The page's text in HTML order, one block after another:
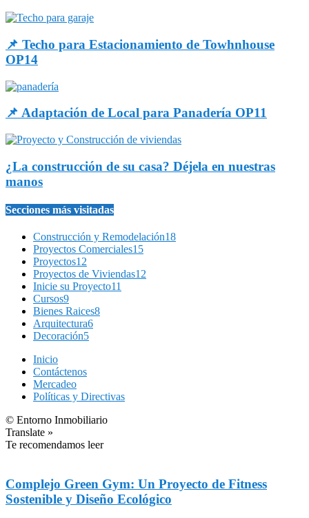
📌 Techo para Estacionamiento de Towhnhouse
OP14
📌 Adaptación de Local para Panadería OP11
¿La construcción de su casa? Déjela en nuestras
manos
Secciones más visitadas
Construcción y Remodelación18
Proyectos Comerciales15
Proyectos12
Proyectos de Viviendas12
Inicie su Proyecto11
Cursos9
Bienes Raices8
Arquitectura6
Decoración5
Inicio
Contáctenos
Mercadeo
Políticas y Directivas
© Entorno Inmobiliario
Translate »
Te recomendamos leer
Complejo Green Gym: Un Proyecto de Fitness
Sostenible y Diseño Ecológico